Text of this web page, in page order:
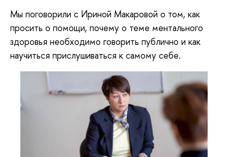
Мы поговорили с Ириной Макаровой о том, как
просить о помощи, почему о теме ментального
здоровья необходимо говорить публично и как
научиться прислушиваться к самому себе.